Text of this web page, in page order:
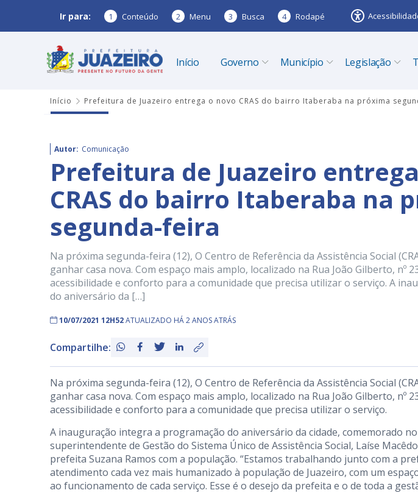
Ir para: 1 Conteúdo 2 Menu 3 Busca 4 Rodapé
Início Governo Município Legislação
Início Prefeitura de Juazeiro entrega o novo CRAS do bairro Itaberaba na próxima
Autor: Comunicação
Prefeitura de Juazeiro
CRAS do bairro Itaberaba na
segunda-feira
Na próxima segunda-feira (12), O Centro de Referência da Assistência Social
ganhar casa nova. Com espaço mais amplo, localizado na Rua João Gilberto, nº
acessibilidade e conforto para a comunidade que precisa utilizar o serviço. A
do aniversário da […]
10/07/2021 12H52ATUALIZADO HÁ 2 ANOS ATRÁS
Compartilhe:
Na próxima segunda-feira (12), O Centro de Referência da Assistência Social
ganhar casa nova. Com espaço mais amplo, localizado na Rua João Gilberto, nº
acessibilidade e conforto para a comunidade que precisa utilizar o serviço.
A inauguração integra a programação do aniversário da cidade, comemorado
superintendente de Gestão do Sistema Único de Assistência Social, Laíse
prefeita Suzana Ramos com a população. “Estamos trabalhando junto com a
atendimento cada vez mais humanizado à população de Juazeiro, com um
ao funcionamento de cada serviço. Esse é o desejo da prefeita e o de toda a